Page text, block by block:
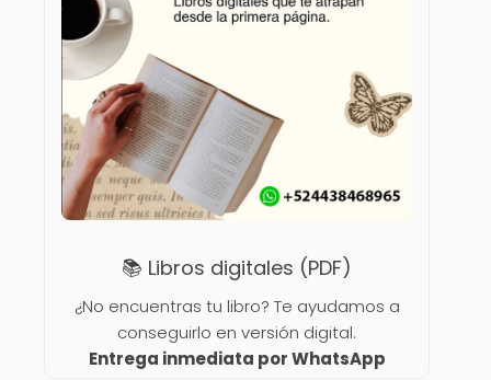
📚 Libros digitales (PDF)
¿No encuentras tu libro? Te ayudamos a
conseguirlo en versión digital.
Entrega inmediata por WhatsApp